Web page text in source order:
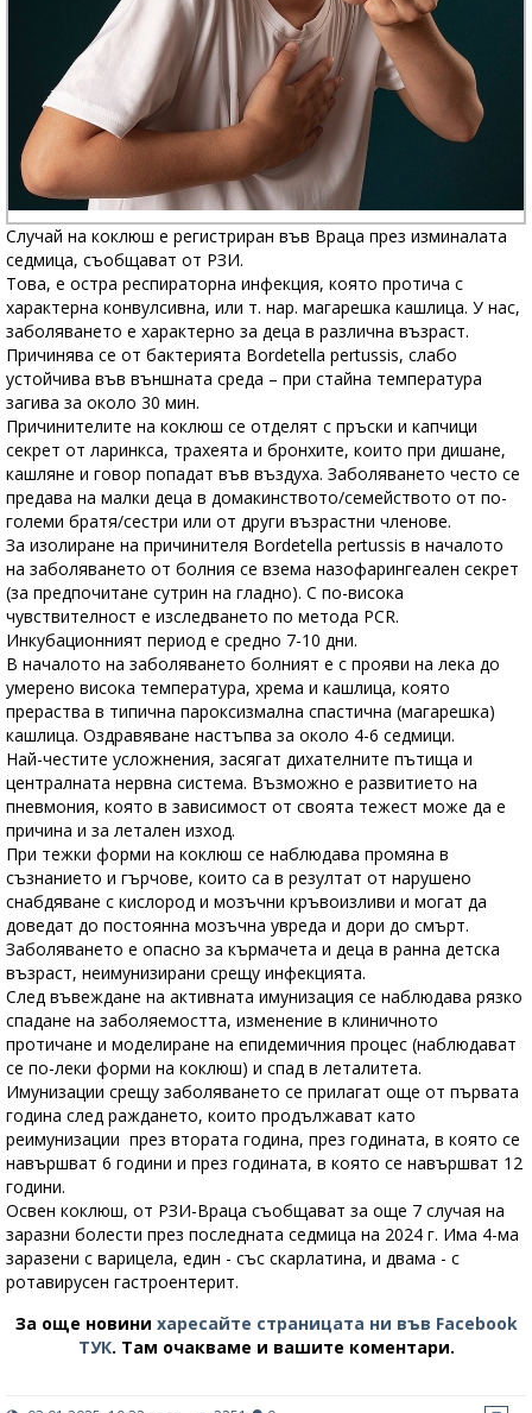
Случай на коклюш е регистриран във Враца през изминалата
седмица, съобщават от РЗИ.
Това, е остра респираторна инфекция, която протича с
характерна конвулсивна, или т. нар. магарешка кашлица. У нас,
заболяването е характерно за деца в различна възраст.
Причинява се от бактерията Bordetella pertussis, слабо
устойчива във външната среда – при стайна температура
загива за около 30 мин.
Причинителите на коклюш се отделят с пръски и капчици
секрет от ларинкса, трахеята и бронхите, които при дишане,
кашляне и говор попадат във въздуха. Заболяването често се
предава на малки деца в домакинството/семейството от по-
големи братя/сестри или от други възрастни членове.
За изолиране на причинителя Bordetella pertussis в началото
на заболяването от болния се взема назофарингеален секрет
(за предпочитане сутрин на гладно). С по-висока
чувствителност е изследването по метода PCR.
Инкубационният период е средно 7-10 дни.
В началото на заболяването болният е с прояви на лека до
умерено висока температура, хрема и кашлица, която
прераства в типична пароксизмална спастична (магарешка)
кашлица. Оздравяване настъпва за около 4-6 седмици.
Най-честите усложнения, засягат дихателните пътища и
централната нервна система. Възможно е развитието на
пневмония, която в зависимост от своята тежест може да е
причина и за летален изход.
При тежки форми на коклюш се наблюдава промяна в
съзнанието и гърчове, които са в резултат от нарушено
снабдяване с кислород и мозъчни кръвоизливи и могат да
доведат до постоянна мозъчна увреда и дори до смърт.
Заболяването е опасно за кърмачета и деца в ранна детска
възраст, неимунизирани срещу инфекцията.
След въвеждане на активната имунизация се наблюдава рязко
спадане на заболяемостта, изменение в клиничното
протичане и моделиране на епидемичния процес (наблюдават
се по-леки форми на коклюш) и спад в леталитета.
Имунизации срещу заболяването се прилагат още от първата
година след раждането, които продължават като
реимунизации през втората година, през годината, в която се
навършват 6 години и през годината, в която се навършват 12
години.
Освен коклюш, от РЗИ-Враца съобщават за още 7 случая на
заразни болести през последната седмица на 2024 г. Има 4-ма
заразени с варицела, един - със скарлатина, и двама - с
ротавирусен гастроентерит.
За още новини харесайте страницата ни във Facebook
ТУК. Там очакваме и вашите коментари.